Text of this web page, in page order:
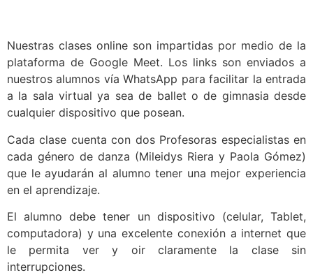
Nuestras clases online son impartidas por medio de la
plataforma de Google Meet. Los links son enviados a
nuestros alumnos vía WhatsApp para facilitar la entrada
a la sala virtual ya sea de ballet o de gimnasia desde
cualquier dispositivo que posean.
Cada clase cuenta con dos Profesoras especialistas en
cada género de danza (Mileidys Riera y Paola Gómez)
que le ayudarán al alumno tener una mejor experiencia
en el aprendizaje.
El alumno debe tener un dispositivo (celular, Tablet,
computadora) y una excelente conexión a internet que
le permita ver y oir claramente la clase sin
interrupciones.